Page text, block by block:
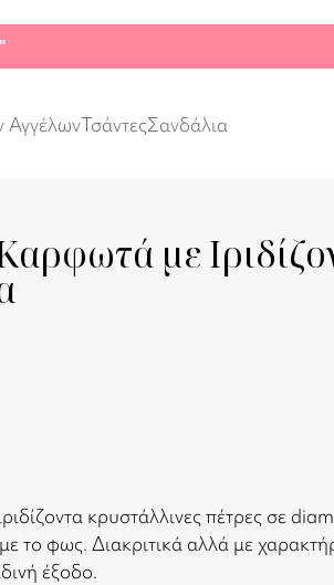
ΑγγέλωνΤσάντεςΣανδάλια
με
κρυστάλλινες πέτρες σε
το φως. Διακριτικά αλλά με
έξοδο.